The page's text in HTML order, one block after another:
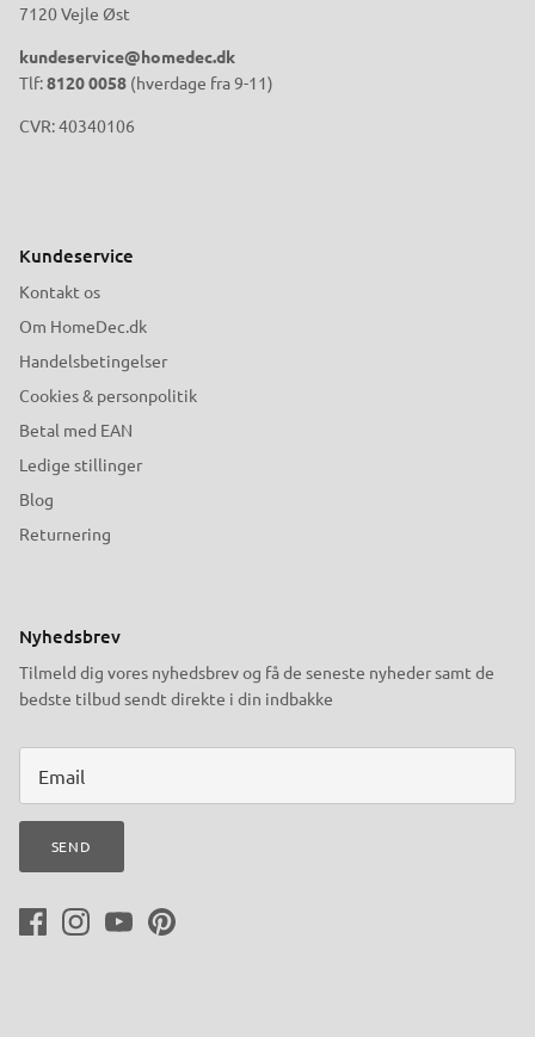
7120 Vejle Øst
kundeservice@homedec.dk
Tlf:8120 0058 (hverdage fra 9-11)
CVR: 40340106
Kundeservice
Kontakt os
Om HomeDec.dk
Handelsbetingelser
Cookies & personpolitik
Betal med EAN
Ledige stillinger
Blog
Returnering
Nyhedsbrev
Tilmeld dig vores nyhedsbrev og få de seneste nyheder samt de
bedste tilbud sendt direkte i din indbakke
SEND